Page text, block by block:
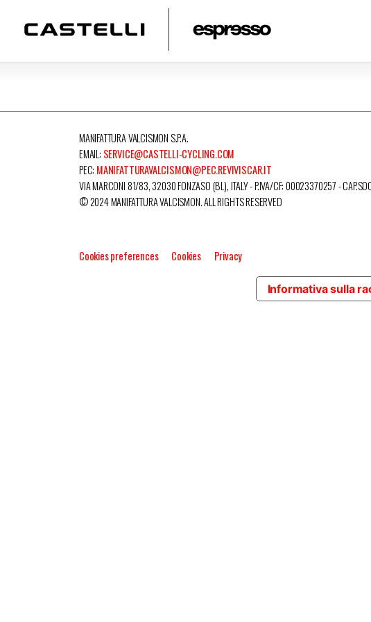
MANIFATTURA VALCISMON S.P.A.
EMAIL: SERVICE@CASTELLI-CYCLING.COM
PEC: MANIFATTURAVALCISMON@PEC.REVIVISCAR.IT
VIA MARCONI 81/83, 32030 FONZASO (BL), ITALY - P.IVA/CF: 00023370257 -
© 2024 MANIFATTURA VALCISMON. ALL RIGHTS RESERVED
Cookies preferences Cookies Privacy
Informativa sulla